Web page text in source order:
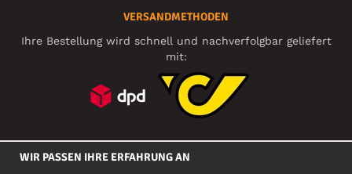
VERSANDMETHODEN
Ihre Bestellung wird schnell und nachverfolgbar geliefert
mit:
SOZIALE MEDIEN
WIR PASSEN IHRE ERFAHRUNG AN